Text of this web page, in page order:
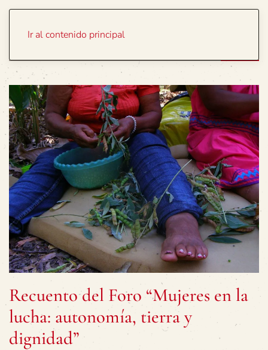
Ir al contenido principal
Recuento del Foro “Mujeres en la
lucha: autonomía, tierra y
dignidad”